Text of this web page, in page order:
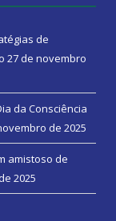
de
27 de novembro
da Consciência
de 2025
amistoso de
2025